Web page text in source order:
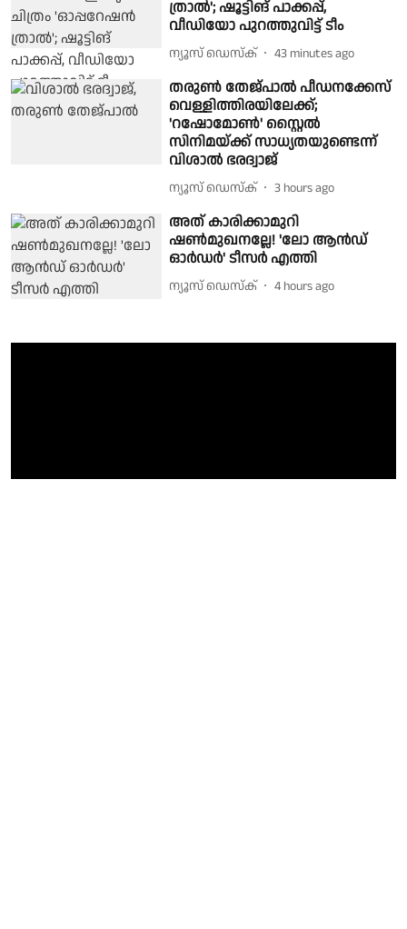
ത്രാൽ'; ഷൂട്ടിങ് പാക്കപ്പ്,
വീഡിയോ പുറത്തുവിട്ട് ടീം
ന്യൂസ് ഡെസ്ക് 43 minutes ago
തരുൺ തേജ്പാൽ പീഡനക്കേസ്
വെള്ളിത്തിരയിലേക്ക്;
'റഷോമോൺ' സ്റ്റൈൽ
സിനിമയ്ക്ക് സാധ്യതയുണ്ടെന്ന്
വിശാൽ ഭരദ്വാജ്
ന്യൂസ് ഡെസ്ക് 3 hours ago
അത് കാരിക്കാമുറി
ഷൺമുഖനല്ലേ! 'ലോ ആൻഡ്
ഓർഡർ' ടീസർ എത്തി
ന്യൂസ് ഡെസ്ക് 4 hours ago